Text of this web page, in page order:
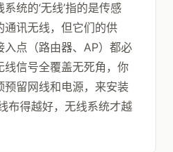
统的‘无线’指的是传感
通讯无线，但它们的供
入点（路由器、AP）都必
线信号全覆盖无死角，你
预留网线和电源，来安装
布得越好，无线系统才越